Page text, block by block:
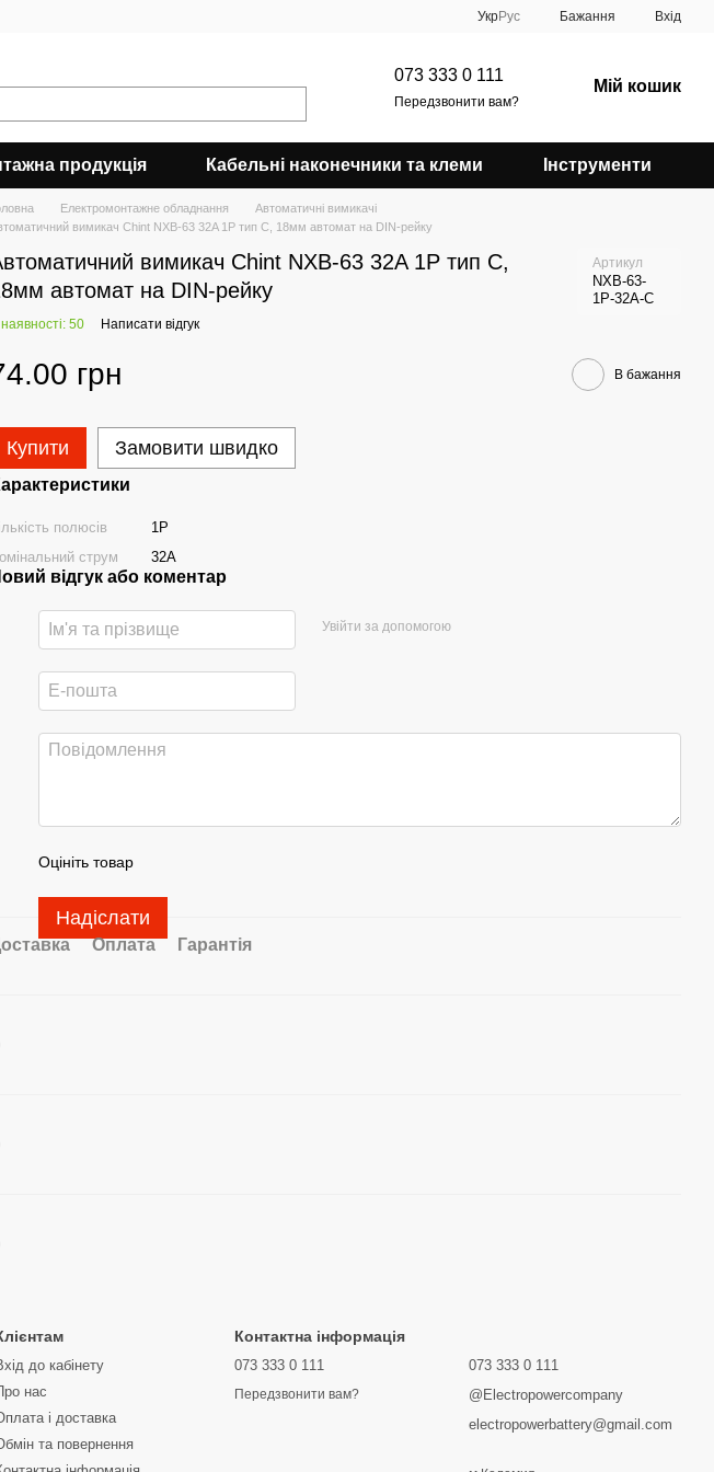
УкрРус Бажання Вхід
073 333 0 111
Передзвонити вам?
Мій кошик
продукція Кабельні наконечники та клеми Інструменти
Електромонтажне обладнання
Автоматичні вимикачі
вимикач Chint NXB-63 32A 1P тип C, 18мм автомат на DIN-рейку
вимикач Chint NXB-63 32A 1P тип C,
автомат на DIN-рейку
Артикул
NXB-63-
1P-32A-С
50 Написати відгук
грн В бажання
Купити Замовити швидко
полюсів
1P
струм
32A
відгук або коментар
Увійти за допомогою
Оцініть товар
Надіслати
Оплата Гарантія
до кабінету
нас
і доставка
та повернення
Контактна інформація
073 333 0 111
Передзвонити вам?
073 333 0 111
@Electropowercompany
electropowerbattery@gmail.com